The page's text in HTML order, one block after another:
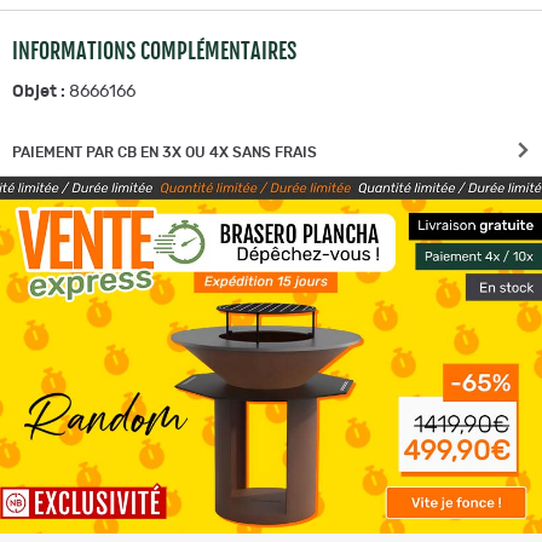
taille)
Instructions de lavage :
Ne pas utiliser de javel et d'adoucissant
Lavable jusqu'à 30°C uniquement
Ne pas mettre au sèche-linge, ne pas repasser.
n'oubliez pas d'ajouter le capuchon sur l'embout USB!
Comment utiliser :
Chargez vos batteries pendant trois heures à température
ambiante avant de les utiliser pour la première fois.
Branchez soigneusement le cordon d'alimentation à la batterie.
Recommandations :
Il est recommandé de charger la batterie au moins tous les six mois
(même lorsque le produit n'est pas utilisé - mois d'été).
INFORMATIONS COMPLÉMENTAIRES
Objet : 8666166
PAIEMENT PAR CB EN 3X OU 4X SANS FRAIS